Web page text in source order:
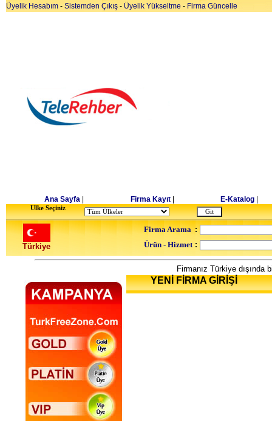
Üyelik Hesabım - Sistemden Çıkış - Üyelik Yükseltme - Firma Güncelle
Ana Sayfa Firma Kayıt E-Katalog|
Ulke Seçiniz
Türkiye
Firma Arama :
Ürün - Hizmet :
Firmanız Türkiye
YENİ FİRMA GİRİŞİ